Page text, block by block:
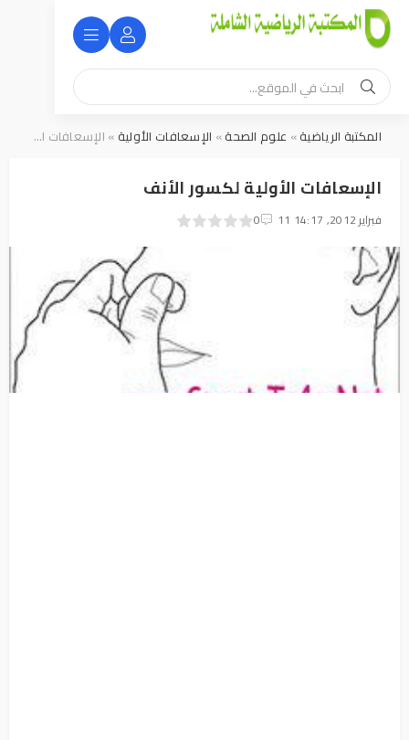
المكتبة الرياضية» علوم الصحة» الإسعافات الأولية » الإسعافات الأولية لكسور الأنف
الإسعافات الأولية لكسور الأنف
11 فبراير 2012, 14:17 0 0
1
2
3
4
5